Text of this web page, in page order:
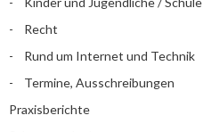
Recht
Rund um Internet und Technik
Termine, Ausschreibungen
Praxisberichte